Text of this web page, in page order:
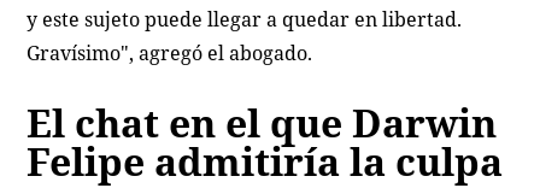
y este sujeto puede llegar a quedar en libertad.
Gravísimo", agregó el abogado.
El chat en el que Darwin
Felipe admitiría la culpa